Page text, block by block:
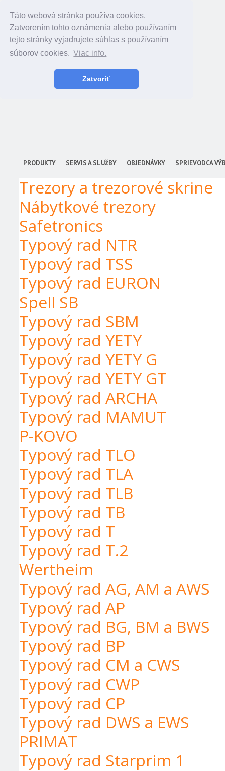
Táto webová stránka používa cookies.
Zatvorením tohto oznámenia alebo používaním
tejto stránky vyjadrujete súhlas s používaním
súborov cookies. Viac info.
Zatvoriť
PRODUKTY SERVIS A SLUŽBY OBJEDNÁVKY SPRIEVODCA
Trezory a trezorové skrine
Nábytkové trezory
Safetronics
Typový rad NTR
Typový rad TSS
Typový rad EURON
Spell SB
Typový rad SBM
Typový rad YETY
Typový rad YETY G
Typový rad YETY GT
Typový rad ARCHA
Typový rad MAMUT
P-KOVO
Typový rad TLO
Typový rad TLA
Typový rad TLB
Typový rad TB
Typový rad T
Typový rad T.2
Wertheim
Typový rad AG, AM a AWS
Typový rad AP
Typový rad BG, BM a BWS
Typový rad BP
Typový rad CM a CWS
Typový rad CWP
Typový rad CP
Typový rad DWS a EWS
PRIMAT
Typový rad Starprim 1